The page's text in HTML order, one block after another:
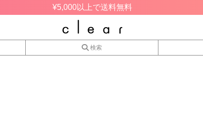
¥5,000以上で送料無料
検索